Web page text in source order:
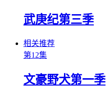
武庚纪第三季
相关推荐
第12集
文豪野犬第一季